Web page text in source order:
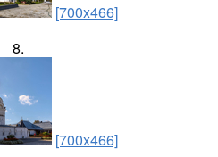
[700x466]
8.
[700x466]